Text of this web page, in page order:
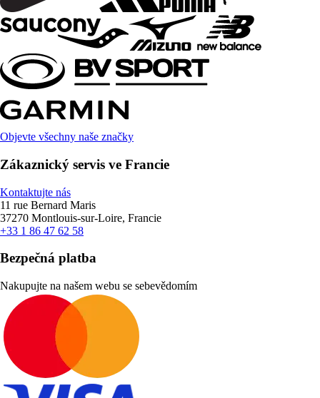
Objevte všechny naše značky
Zákaznický servis ve Francie
Kontaktujte nás
11 rue Bernard Maris
37270 Montlouis-sur-Loire, Francie
+33 1 86 47 62 58
Bezpečná platba
Nakupujte na našem webu se sebevědomím